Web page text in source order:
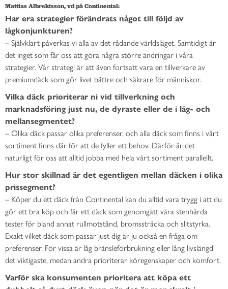
Mattias Albrektsson, vd på Continental:
Har era strategier förändrats något till följd av
lågkonjunkturen?
– Självklart påverkas vi alla av det rådande världsläget. Samtidigt är
det inget som får oss att göra några större ändringar i våra
strategier. Vår strategi är att även fortsatt vara en tillverkare av
premiumdäck som gör livet bättre och säkrare för människor.
Vilka däck prioriterar ni vid tillverkning och
marknadsföring just nu, de dyraste eller de i låg- och
mellansegmentet?
– Olika däck passar olika preferenser, och alla däck som finns i vårt
sortiment finns där för att de fyller ett behov. Därför är det
naturligt för oss att alltid jobba med hela vårt sortiment parallellt.
Hur stor skillnad är det egentligen mellan däcken i olika
prissegment?
– Köper du ett däck från Continental kan du alltid vara trygg i att du
gör ett bra köp och får ett däck som genomgått våra stenhårda
tester för bland annat rullmotstånd, bromssträcka och slitstyrka.
Exakt vilket däck som passar just dig är ju också en fråga om
preferenser. För vissa är låg bränsleförbrukning eller lång livslängd
det viktigaste, medan andra prioriterar köregenskaper och komfort.
Varför ska konsumenten prioritera att köpa ett